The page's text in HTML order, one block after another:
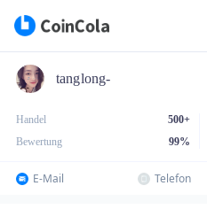
tanglong-
Handel
500+
Bewertung
99%
E-Mail Telefon